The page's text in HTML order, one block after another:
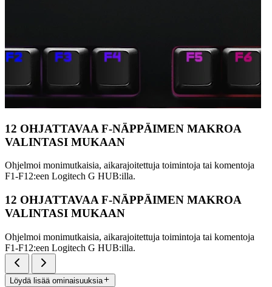
12 OHJATTAVAA F-NÄPPÄIMEN MAKROA
VALINTASI MUKAAN
Ohjelmoi monimutkaisia, aikarajoitettuja toimintoja tai komentoja
F1-F12:een Logitech G HUB:illa.
12 OHJATTAVAA F-NÄPPÄIMEN MAKROA
VALINTASI MUKAAN
Ohjelmoi monimutkaisia, aikarajoitettuja toimintoja tai komentoja
F1-F12:een Logitech G HUB:illa.
Löydä lisää ominaisuuksia